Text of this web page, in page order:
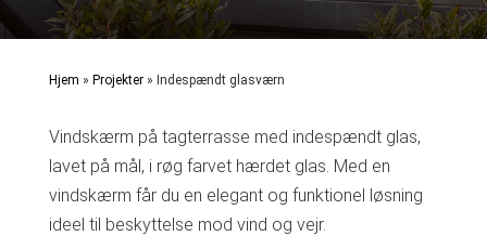
Hjem » Projekter» Indespændt glasværn
Vindskærm på tagterrasse med indespændt glas,
lavet på mål, i røg farvet hærdet glas. Med en
vindskærm får du en elegant og funktionel løsning
ideel til beskyttelse mod vind og vejr.